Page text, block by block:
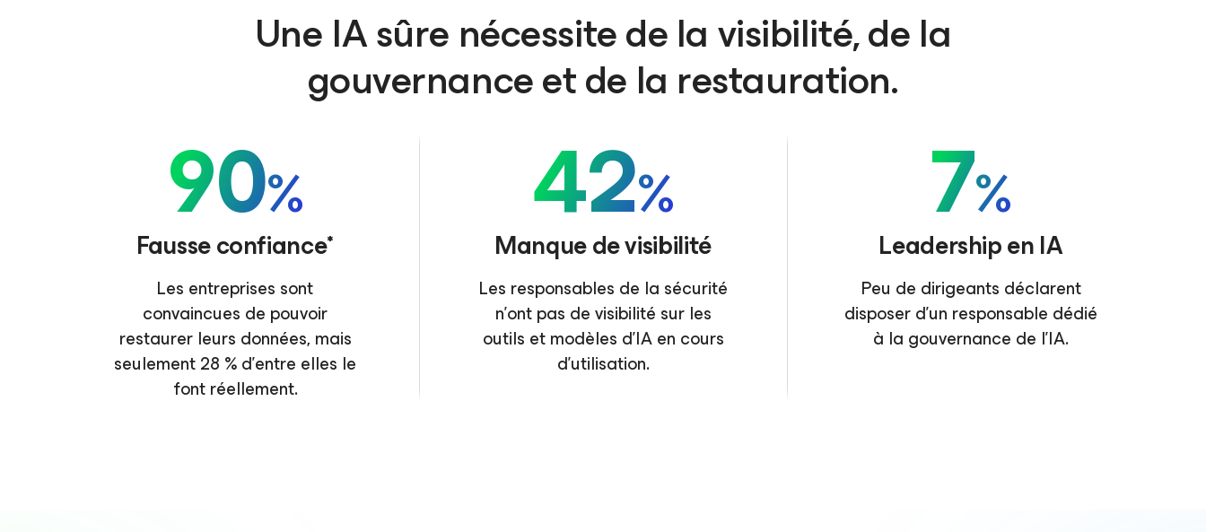
Une IA sûre nécessite de la visibilité, de la
gouvernance et de la restauration.
90%
Fausse confiance*
Les entreprises sont
convaincues de pouvoir
restaurer leurs données, mais
seulement 28 % d’entre elles le
font réellement.
42%
Manque de visibilité
Les responsables de la sécurité
n’ont pas de visibilité sur les
outils et modèles d’IA en cours
d’utilisation.
7%
Leadership en IA
Peu de dirigeants déclarent
disposer d’un responsable dédié
à la gouvernance de l’IA.